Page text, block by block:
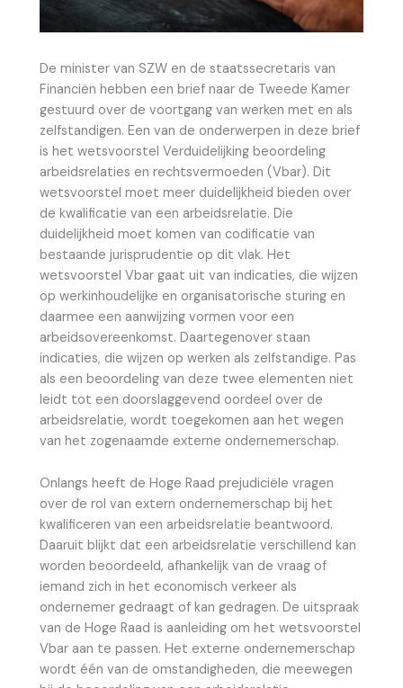
De minister van SZW en de staatssecretaris van
Financiën hebben een brief naar de Tweede Kamer
gestuurd over de voortgang van werken met en als
zelfstandigen. Een van de onderwerpen in deze brief
is het wetsvoorstel Verduidelijking beoordeling
arbeidsrelaties en rechtsvermoeden (Vbar). Dit
wetsvoorstel moet meer duidelijkheid bieden over
de kwalificatie van een arbeidsrelatie. Die
duidelijkheid moet komen van codificatie van
bestaande jurisprudentie op dit vlak. Het
wetsvoorstel Vbar gaat uit van indicaties, die wijzen
op werkinhoudelijke en organisatorische sturing en
daarmee een aanwijzing vormen voor een
arbeidsovereenkomst. Daartegenover staan
indicaties, die wijzen op werken als zelfstandige. Pas
als een beoordeling van deze twee elementen niet
leidt tot een doorslaggevend oordeel over de
arbeidsrelatie, wordt toegekomen aan het wegen
van het zogenaamde externe ondernemerschap.
Onlangs heeft de Hoge Raad prejudiciële vragen
over de rol van extern ondernemerschap bij het
kwalificeren van een arbeidsrelatie beantwoord.
Daaruit blijkt dat een arbeidsrelatie verschillend kan
worden beoordeeld, afhankelijk van de vraag of
iemand zich in het economisch verkeer als
ondernemer gedraagt of kan gedragen. De uitspraak
van de Hoge Raad is aanleiding om het wetsvoorstel
Vbar aan te passen. Het externe ondernemerschap
wordt één van de omstandigheden, die meewegen